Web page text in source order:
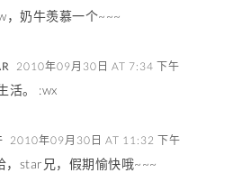
，奶牛羡慕一个~~~
2010年09月30日 AT 7:34 下午
活。 :wx
2010年09月30日 AT 11:32 下午
，star兄，假期愉快哦~~~